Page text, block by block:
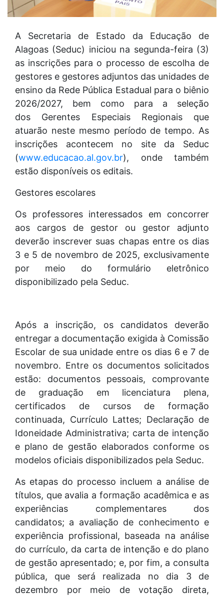
A Secretaria de Estado da Educação de
Alagoas (Seduc) iniciou na segunda-feira (3)
as inscrições para o processo de escolha de
gestores e gestores adjuntos das unidades de
ensino da Rede Pública Estadual para o biênio
2026/2027, bem como para a seleção
dos Gerentes Especiais Regionais que
atuarão neste mesmo período de tempo. As
inscrições acontecem no site da Seduc
(www.educacao.al.gov.br), onde também
estão disponíveis os editais.
Gestores escolares
Os professores interessados em concorrer
aos cargos de gestor ou gestor adjunto
deverão inscrever suas chapas entre os dias
3 e 5 de novembro de 2025, exclusivamente
por meio do formulário eletrônico
disponibilizado pela Seduc.
Após a inscrição, os candidatos deverão
entregar a documentação exigida à Comissão
Escolar de sua unidade entre os dias 6 e 7 de
novembro. Entre os documentos solicitados
estão: documentos pessoais, comprovante
de graduação em licenciatura plena,
certificados de cursos de formação
continuada, Currículo Lattes; Declaração de
Idoneidade Administrativa; carta de intenção
e plano de gestão elaborados conforme os
modelos oficiais disponibilizados pela Seduc.
As etapas do processo incluem a análise de
títulos, que avalia a formação acadêmica e as
experiências complementares dos
candidatos; a avaliação de conhecimento e
experiência profissional, baseada na análise
do currículo, da carta de intenção e do plano
de gestão apresentado; e, por fim, a consulta
pública, que será realizada no dia 3 de
dezembro por meio de votação direta,